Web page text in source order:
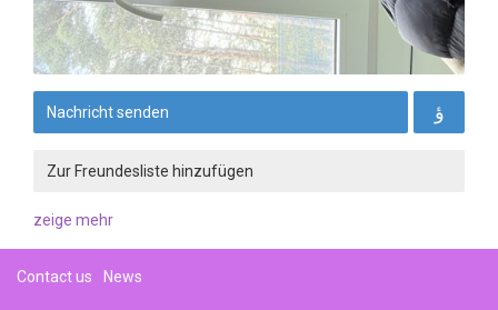
Nachricht senden
Zur Freundesliste hinzufügen
zeige mehr
Contact us News